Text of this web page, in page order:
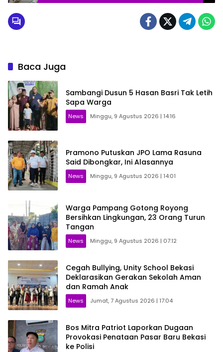
Baca Juga
Sambangi Dusun 5 Hasan Basri Tak Letih
Sapa Warga
News Minggu, 9 Agustus 2026 | 14:16
Pramono Putuskan JPO Lama Rasuna
Said Dibongkar, Ini Alasannya
News Minggu, 9 Agustus 2026 | 14:01
Warga Pampang Gotong Royong
Bersihkan Lingkungan, 23 Orang Turun
Tangan
News Minggu, 9 Agustus 2026 | 07:12
Cegah Bullying, Unity School Bekasi
Deklarasikan Gerakan Sekolah Aman
dan Ramah Anak
News Jumat, 7 Agustus 2026 | 17:04
Bos Mitra Patriot Laporkan Dugaan
Provokasi Penataan Pasar Baru Bekasi
ke Polisi